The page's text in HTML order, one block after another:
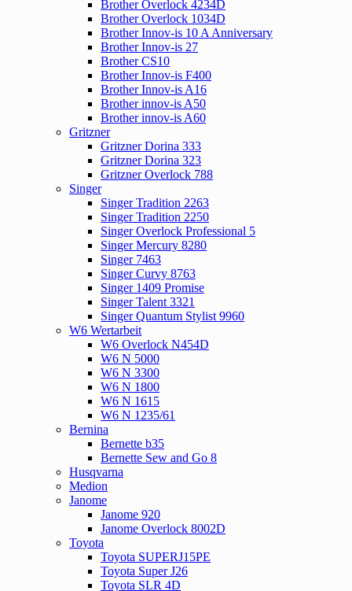
Brother Overlock 4234D
Brother Overlock 1034D
Brother Innov-is 10 A Anniversary
Brother Innov-is 27
Brother CS10
Brother Innov-is F400
Brother Innov-is A16
Brother innov-is A50
Brother innov-is A60
Gritzner
Gritzner Dorina 333
Gritzner Dorina 323
Gritzner Overlock 788
Singer
Singer Tradition 2263
Singer Tradition 2250
Singer Overlock Professional 5
Singer Mercury 8280
Singer 7463
Singer Curvy 8763
Singer 1409 Promise
Singer Talent 3321
Singer Quantum Stylist 9960
W6 Wertarbeit
W6 Overlock N454D
W6 N 5000
W6 N 3300
W6 N 1800
W6 N 1615
W6 N 1235/61
Bernina
Bernette b35
Bernette Sew and Go 8
Husqvarna
Medion
Janome
Janome 920
Janome Overlock 8002D
Toyota
Toyota SUPERJ15PE
Toyota Super J26
Toyota SLR 4D